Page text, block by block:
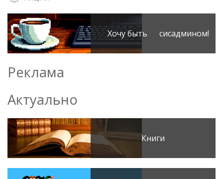
Хочу быть сисадмином!
Реклама
Актуально
Книги